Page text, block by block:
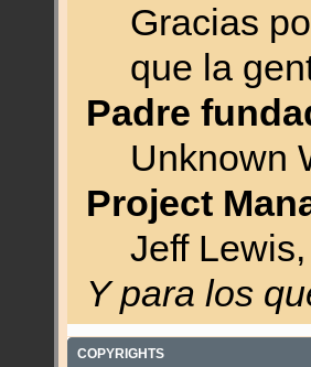
Gracias
que la
Padre
Unknown
Project
Jeff
Y para los
COPYRIGHTS